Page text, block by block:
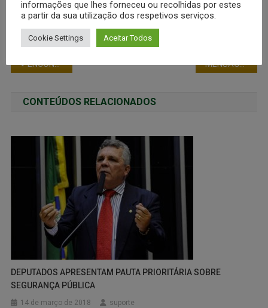
ENCONTRO REGIONAL DE OFICIAIS DE SAÚDE DAS POLÍCIAS MILITARES E CORPOS DE BOMBEIROS MILITARES MENSAGEM DA PRESIDÊNCIA DA FENEME
CONTEÚDOS RELACIONADOS
DEPUTADOS APRESENTAM PAUTA PRIORITÁRIA SOBRE
SEGURANÇA PÚBLICA
14 de março de 2018 suporte
informações que lhes forneceu ou recolhidas por estes
a partir da sua utilização dos respetivos serviços.
Cookie Settings Aceitar Todos